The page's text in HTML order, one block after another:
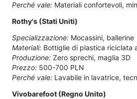
Perché vale: Materiali confortevoli,
Rothy's (Stati Uniti)
Specializzazione: Mocassini, ballerine
Materiali: Bottiglie di plastica riciclata
Produzione: Zero sprechi, maglia 3D
Prezzo: 500-700 PLN
Perché vale: Lavabile in lavatrice,
Vivobarefoot (Regno Unito)